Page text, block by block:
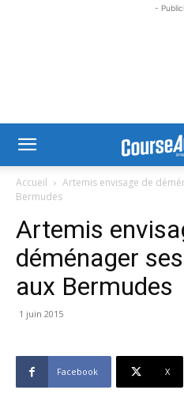
-
Accueil
Artemis envisage de
Bermudes
Artemis
déménager
aux Bermudes
1 juin 2015
Facebook X